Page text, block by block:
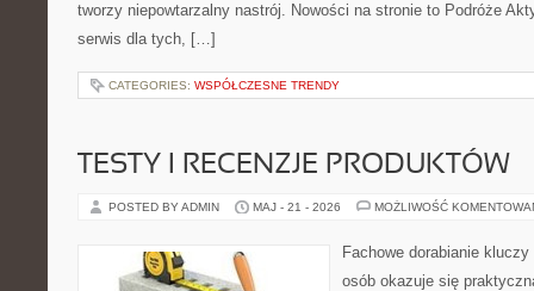
tworzy niepowtarzalny nastrój. Nowości na stronie to Podróże
serwis dla tych, […]
CATEGORIES: WSPÓŁCZESNE TRENDY
TESTY I RECENZJE PRODUKTÓW
POSTED BY ADMIN MAJ - 21 - 2026 MOŻLIWOŚĆ
Fachowe dorabianie
osób okazuje się